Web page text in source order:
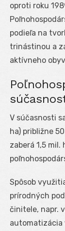
oproti roku
podieľa na
trinástinou a
aktívneho
V súčasnosti
ha) približne
zaberá 1,5
Spôsob
prírodných
činitele, napr.
automatizácia